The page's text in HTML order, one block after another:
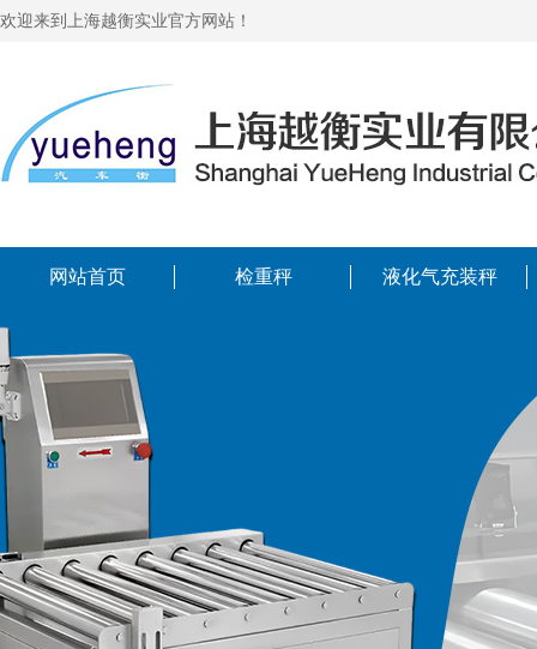
欢迎来到上海越衡实业官方网站！
网站首页 检重秤 液化气充装秤